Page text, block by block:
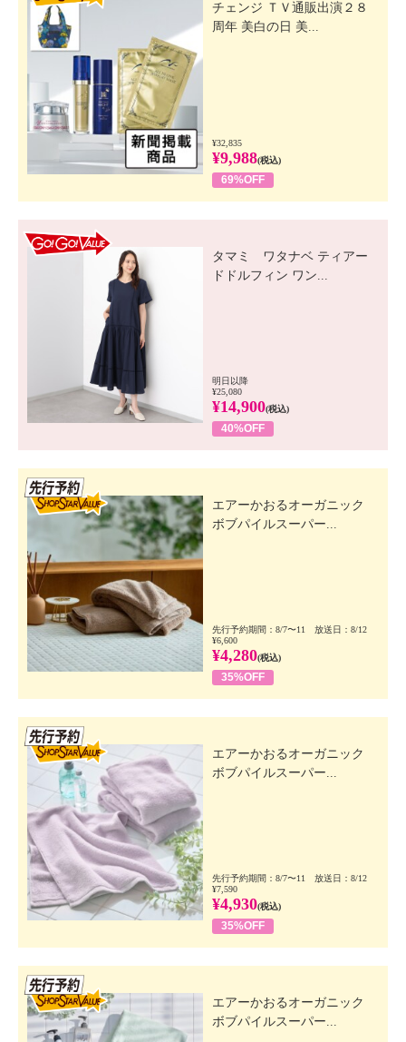
チェンジ ＴＶ通販出演２８
周年 美白の日 美...
¥32,835
¥9,988(税込)
69%OFF
タマミ ワタナベ ティアー
ドドルフィン ワン...
明日以降
¥25,080
¥14,900(税込)
40%OFF
エアーかおるオーガニック
ボブパイルスーパー...
先行予約期間：8/7〜11 放送日：8/12
¥6,600
¥4,280(税込)
35%OFF
エアーかおるオーガニック
ボブパイルスーパー...
先行予約期間：8/7〜11 放送日：8/12
¥7,590
¥4,930(税込)
35%OFF
エアーかおるオーガニック
ボブパイルスーパー...